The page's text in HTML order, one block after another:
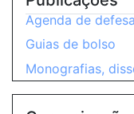
Agenda de
Guias de bolso
Monografias,